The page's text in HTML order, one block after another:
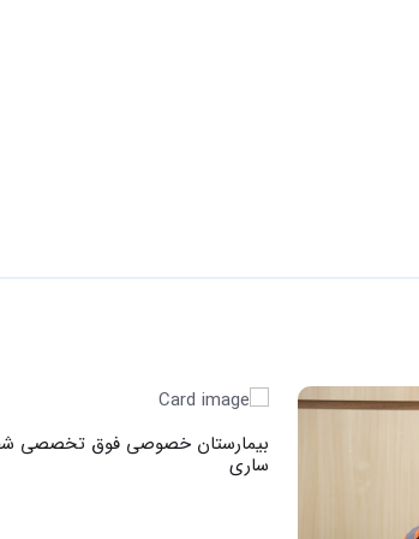
بیمارستان خصوصی فوق تخصصی
ساری